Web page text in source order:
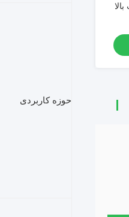
حوزه کاربردی